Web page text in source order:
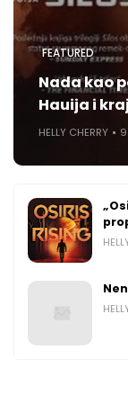
FEATURED
Nada kao
Hauija i
HELLY CHERRY